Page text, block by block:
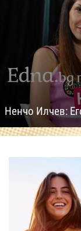
Ненчо Илчев: